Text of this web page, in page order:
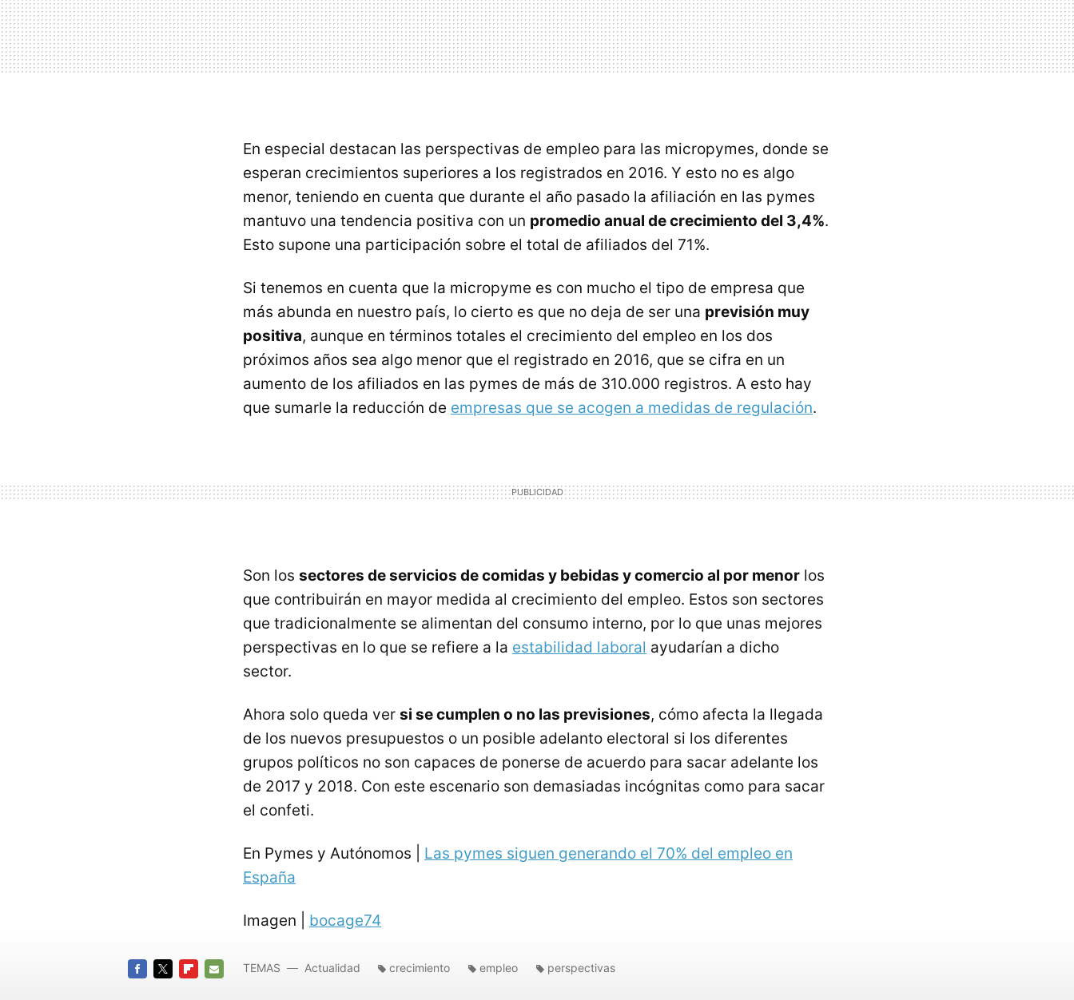
En especial destacan las perspectivas de empleo para las micropymes, donde se
esperan crecimientos superiores a los registrados en 2016. Y esto no es algo
menor, teniendo en cuenta que durante el año pasado la afiliación en las pymes
mantuvo una tendencia positiva con un promedio anual de crecimiento del 3,4%.
Esto supone una participación sobre el total de afiliados del 71%.
Si tenemos en cuenta que la micropyme es con mucho el tipo de empresa que
más abunda en nuestro país, lo cierto es que no deja de ser una previsión muy
positiva, aunque en términos totales el crecimiento del empleo en los dos
próximos años sea algo menor que el registrado en 2016, que se cifra en un
aumento de los afiliados en las pymes de más de 310.000 registros. A esto hay
que sumarle la reducción de empresas que se acogen a medidas de regulación.
Son los sectores de servicios de comidas y bebidas y comercio al por menor los
que contribuirán en mayor medida al crecimiento del empleo. Estos son sectores
que tradicionalmente se alimentan del consumo interno, por lo que unas mejores
perspectivas en lo que se refiere a la estabilidad laboral ayudarían a dicho
sector.
Ahora solo queda ver si se cumplen o no las previsiones, cómo afecta la llegada
de los nuevos presupuestos o un posible adelanto electoral si los diferentes
grupos políticos no son capaces de ponerse de acuerdo para sacar adelante los
de 2017 y 2018. Con este escenario son demasiadas incógnitas como para sacar
el confeti.
En Pymes y Autónomos | Las pymes siguen generando el 70% del empleo en
España
Imagen | bocage74
TEMAS Actualidad crecimiento empleo perspectivas